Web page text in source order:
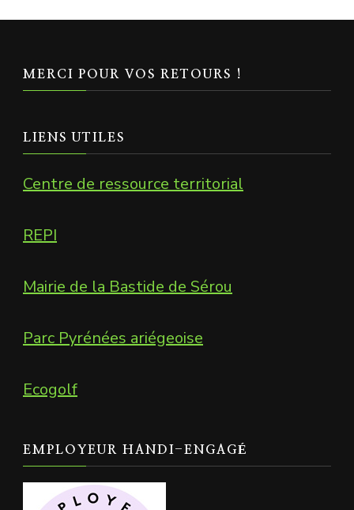
MERCI POUR VOS RETOURS !
LIENS UTILES
Centre de ressource territorial
REPI
Mairie de la Bastide de Sérou
Parc Pyrénées ariégeoise
Ecogolf
EMPLOYEUR HANDI-ENGAGÉ